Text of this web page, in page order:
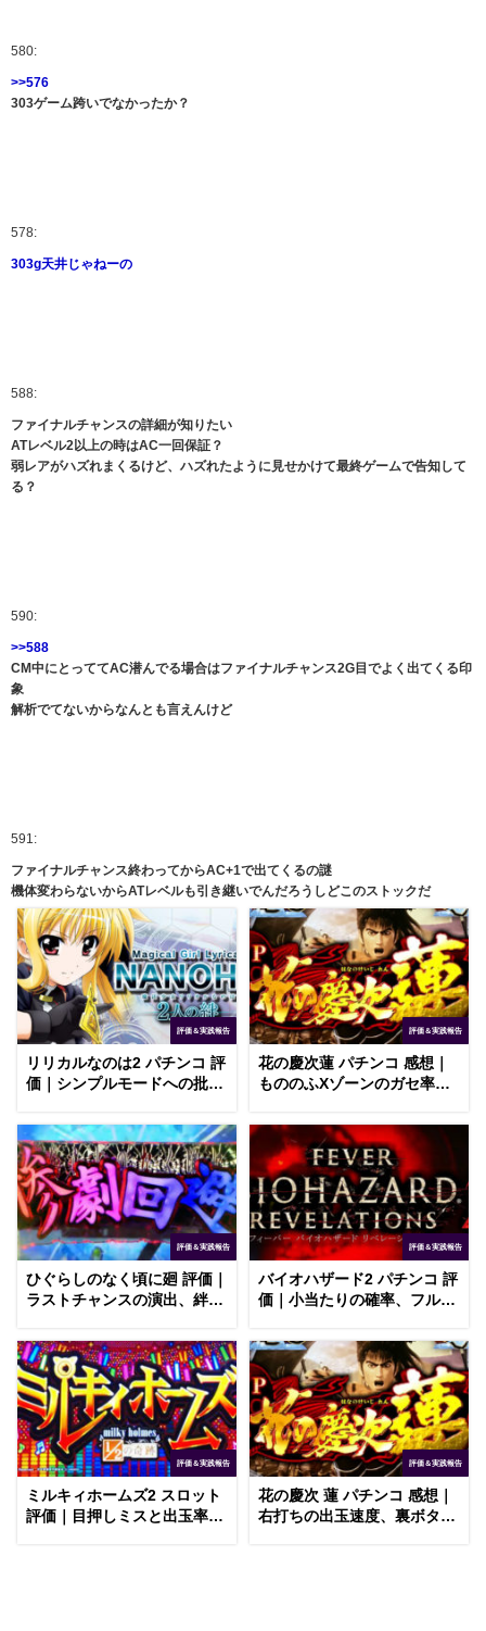
580:
>>576
303ゲーム跨いでなかったか？
578:
303g天井じゃねーの
588:
ファイナルチャンスの詳細が知りたい
ATレベル2以上の時はAC一回保証？
弱レアがハズれまくるけど、ハズれたように見せかけて最終ゲームで告知して
る？
590:
>>588
CM中にとっててAC潜んでる場合はファイナルチャンス2G目でよく出てくる印
象
解析でてないからなんとも言えんけど
591:
ファイナルチャンス終わってからAC+1で出てくるの謎
機体変わらないからATレベルも引き継いでんだろうしどこのストックだ
評価＆実践報告
リリカルなのは2 パチンコ 評
価｜シンプルモードへの批
評価＆実践報告
花の慶次蓮 パチンコ 感想｜
もののふXゾーンのガセ率、
評価＆実践報告
ひぐらしのなく頃に廻 評価｜
ラストチャンスの演出、絆結
評価＆実践報告
バイオハザード2 パチンコ 評
価｜小当たりの確率、フルー
評価＆実践報告
ミルキィホームズ2 スロット
評価｜目押しミスと出玉率、
評価＆実践報告
花の慶次 蓮 パチンコ 感想｜
右打ちの出玉速度、裏ボタン